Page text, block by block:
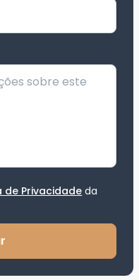
de Privacidade da